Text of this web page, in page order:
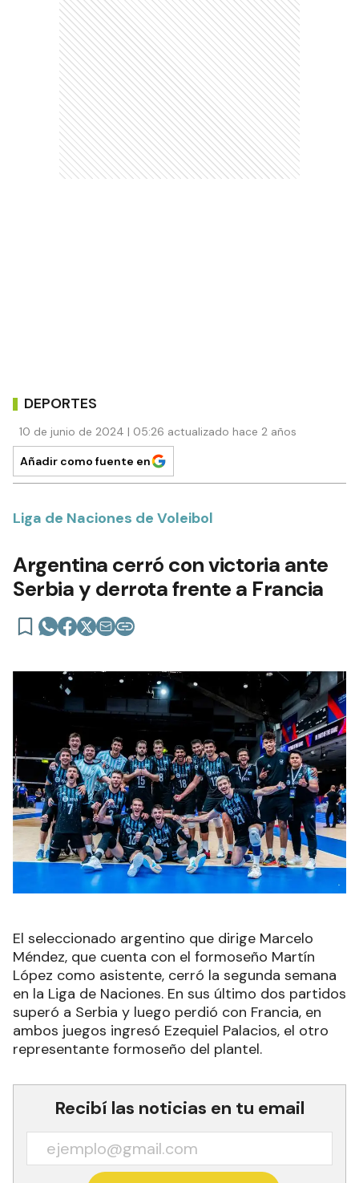
DEPORTES
10 de junio de 2024 | 05:26 actualizado hace 2 años
Añadir como fuente en
Liga de Naciones de Voleibol
Argentina cerró con victoria ante
Serbia y derrota frente a Francia
El seleccionado argentino que dirige Marcelo
Méndez, que cuenta con el formoseño Martín
López como asistente, cerró la segunda semana
en la Liga de Naciones. En sus último dos partidos
superó a Serbia y luego perdió con Francia, en
ambos juegos ingresó Ezequiel Palacios, el otro
representante formoseño del plantel.
Recibí las noticias en tu email